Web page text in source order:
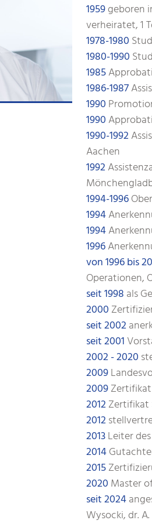
1959geboren
verheiratet, 1
1978-1980
1980-1990
1985
1986-1987
1990
1990
1990-1992
Aachen
1992
1994-1996
1994
1994
1996
von 1996 bis
Operationen,
seit 1998als
2000
seit 2002
seit 2001
2002 - 2020
2009
2009
2012Zertifikat
2012
2013Leiter
2014
2015
2020Master
seit 2024
Wysocki, dr.